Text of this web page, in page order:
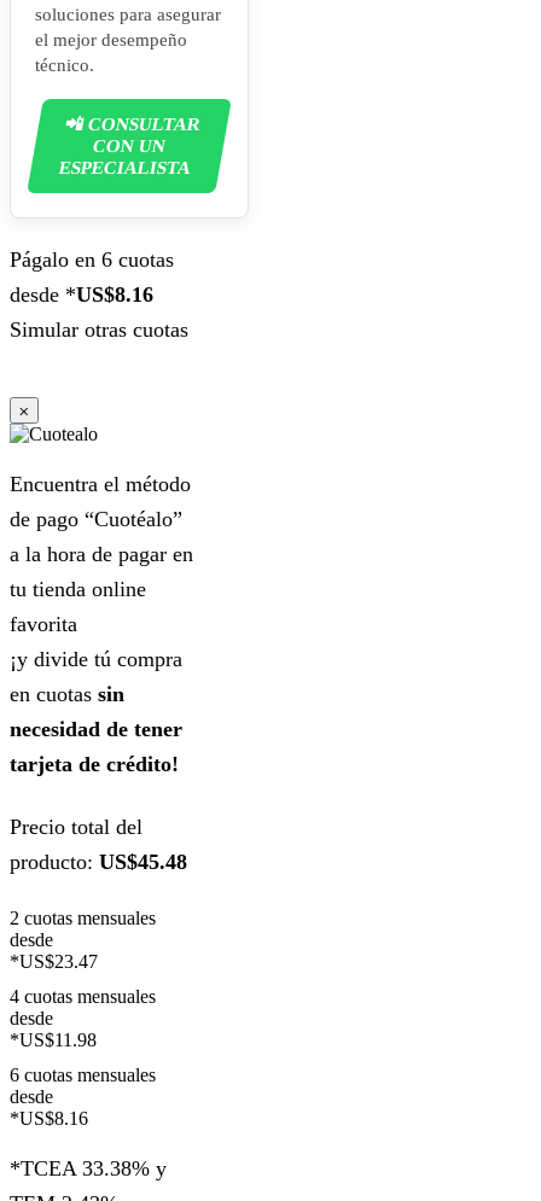
soluciones para asegurar
el mejor desempeño
técnico.
📲 CONSULTAR
CON UN
ESPECIALISTA
Págalo en 6 cuotas
desde *US$8.16
Simular otras cuotas
⨉
Encuentra el método
de pago “Cuotéalo”
a la hora de pagar en
tu tienda online
favorita
¡y divide tú compra
en cuotas sin
necesidad de tener
tarjeta de crédito!
Precio total del
producto: US$45.48
2 cuotas mensuales
desde
*US$23.47
4 cuotas mensuales
desde
*US$11.98
6 cuotas mensuales
desde
*US$8.16
*TCEA 33.38% y